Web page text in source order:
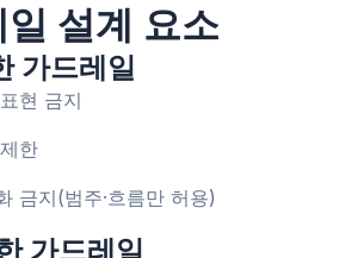
설계 요소
가드레일
현 금지
한
금지(범주·흐름만 허용)
가드레일